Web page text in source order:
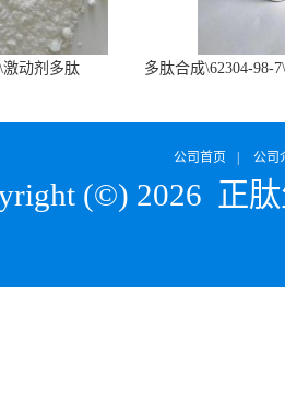
激动剂多肽
多肽合成\62304-98-
公司首页 公司
(©) 2026 正